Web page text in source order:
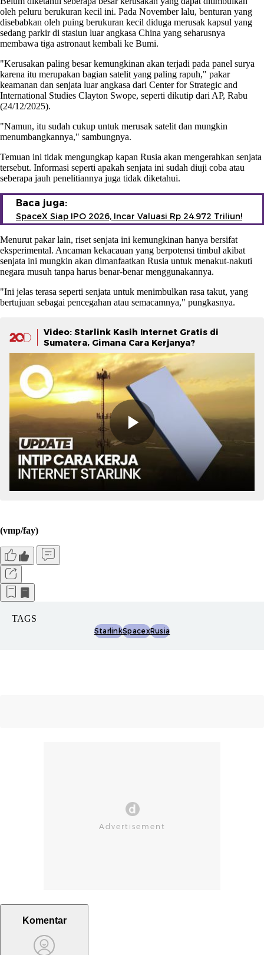
oleh peluru berukuran kecil ini. Pada November lalu, benturan yang
disebabkan oleh puing berukuran kecil diduga merusak kapsul yang
sedang parkir di stasiun luar angkasa China yang seharusnya
membawa tiga astronaut kembali ke Bumi.
"Kerusakan paling besar kemungkinan akan terjadi pada panel surya
karena itu merupakan bagian satelit yang paling rapuh," pakar
keamanan dan senjata luar angkasa dari Center for Strategic and
International Studies Clayton Swope, seperti dikutip dari AP, Rabu
(24/12/2025).
"Namun, itu sudah cukup untuk merusak satelit dan mungkin
menumbangkannya," sambungnya.
Temuan ini tidak mengungkap kapan Rusia akan mengerahkan senjata
tersebut. Informasi seperti apakah senjata ini sudah diuji coba atau
seberapa jauh penelitiannya juga tidak diketahui.
Baca juga:
SpaceX Siap IPO 2026, Incar Valuasi Rp 24.972 Triliun!
Menurut pakar lain, riset senjata ini kemungkinan hanya bersifat
eksperimental. Ancaman kekacauan yang berpotensi timbul akibat
senjata ini mungkin akan dimanfaatkan Rusia untuk menakut-nakuti
negara musuh tanpa harus benar-benar menggunakannya.
"Ini jelas terasa seperti senjata untuk menimbulkan rasa takut, yang
bertujuan sebagai pencegahan atau semacamnya," pungkasnya.
Video: Starlink Kasih Internet Gratis di
Sumatera, Gimana Cara Kerjanya?
(vmp/fay)
TAGS
StarlinkSpacexRusia
Komentar